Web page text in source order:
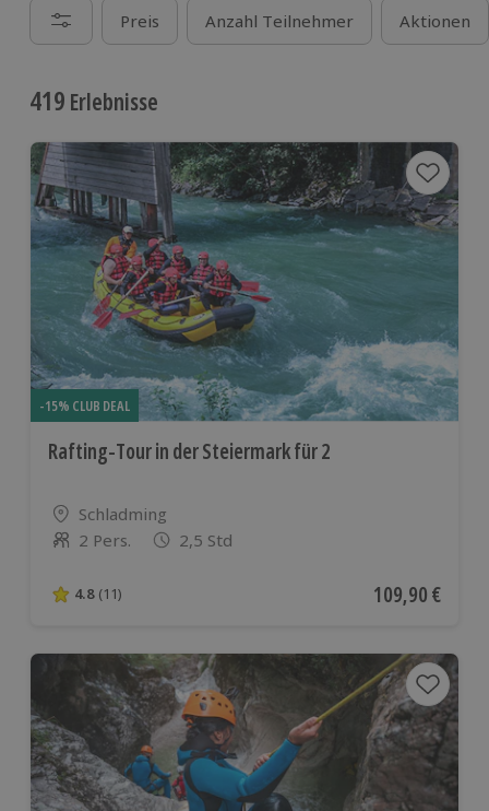
Preis Anzahl Teilnehmer Aktionen
419 Erlebnisse
-15% CLUB DEAL
Rafting-Tour in der Steiermark für 2
Standort
Schladming
Anzahl der Teilnehmer
2 Pers. 2,5 Std
4.8 von 5 Sternen basierend auf 11 Bewertungen
4.8 (11) Aktueller Preis
109,90 €